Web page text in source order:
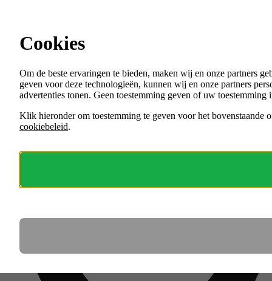
Menu
VACATURES
ORGANISATIES
Cookies
Om de beste ervaringen te bieden, maken wij en onze partners
geven voor deze technologieën, kunnen wij en onze partners
advertenties tonen. Geen toestemming geven of uw
Klik hieronder om toestemming te geven voor het bovenstaande
cookiebeleid.